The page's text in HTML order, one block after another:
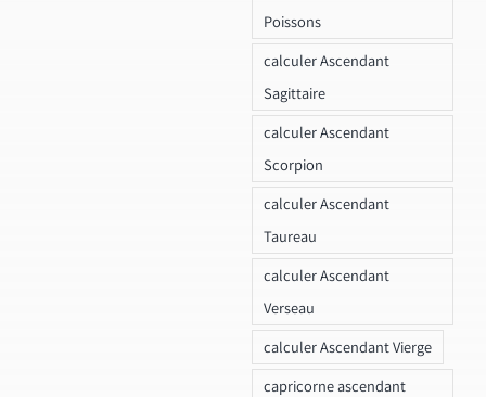
Poissons
calculer Ascendant
Sagittaire
calculer Ascendant
Scorpion
calculer Ascendant
Taureau
calculer Ascendant
Verseau
calculer Ascendant Vierge
capricorne ascendant